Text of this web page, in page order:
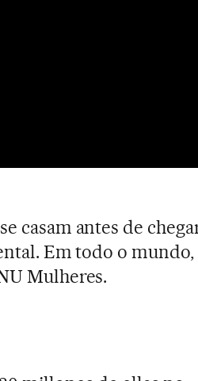
casam antes de
Em todo o mundo,
Mulheres.